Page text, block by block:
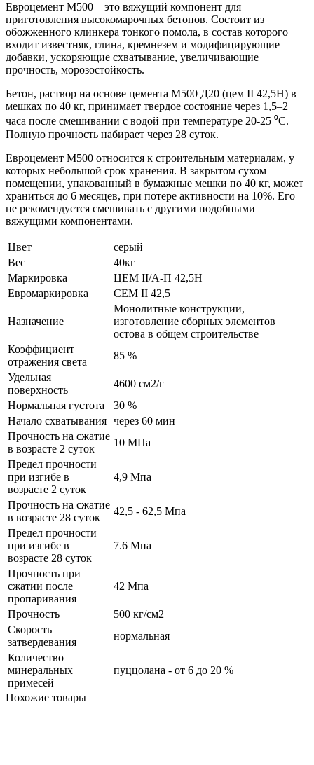
Евроцемент М500 – это вяжущий компонент для
приготовления высокомарочных бетонов. Состоит из
обожженного клинкера тонкого помола, в состав которого
входит известняк, глина, кремнезем и модифицирующие
добавки, ускоряющие схватывание, увеличивающие
прочность, морозостойкость.
Бетон, раствор на основе цемента М500 Д20 (цем ΙΙ 42,5Н) в
мешках по 40 кг, принимает твердое состояние через 1,5–2
часа после смешивании с водой при температуре 20-25 ⁰С.
Полную прочность набирает через 28 суток.
Евроцемент М500 относится к строительным материалам, у
которых небольшой срок хранения. В закрытом сухом
помещении, упакованный в бумажные мешки по 40 кг, может
храниться до 6 месяцев, при потере активности на 10%. Его
не рекомендуется смешивать с другими подобными
вяжущими компонентами.
Цвет
серый
Вес
40кг
Маркировка
ЦЕМ II/А-П 42,5Н
Евромаркировка
CEM II 42,5
Назначение
Монолитные конструкции,
изготовление сборных элементов
остова в общем строительстве
Коэффициент
отражения света
85 %
Удельная
поверхность
4600 см2/г
Нормальная густота
30 %
Начало схватывания через 60 мин
Прочность на сжатие
в возрасте 2 суток
10 МПа
Предел прочности
при изгибе в
возрасте 2 суток
4,9 Мпа
Прочность на сжатие
в возрасте 28 суток
42,5 - 62,5 Мпа
Предел прочности
при изгибе в
возрасте 28 суток
7.6 Мпа
Прочность при
сжатии после
пропаривания
42 Мпа
Прочность
500 кг/см2
Скорость
затвердевания
нормальная
Количество
минеральных
примесей
пуццолана - от 6 до 20 %
Похожие товары